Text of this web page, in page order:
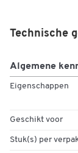
Technische
Algemene
Eigenschappen
Geschikt voor
Stuk(s) per